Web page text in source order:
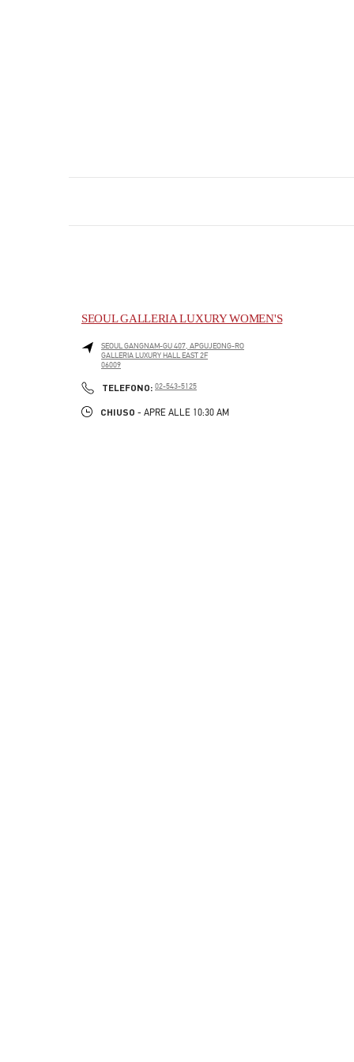
SEOUL GALLERIA LUXURY WOMEN'S
SEOULGANGNAM-GU407, APGUJEONG-RO
GALLERIA LUXURY HALL EAST 2F
06009
TELEFONO: PHONE
02-543-5125
CHIUSO - APRE ALLE 10:30 AM